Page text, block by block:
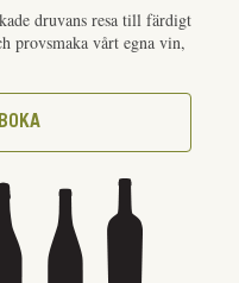
druvans resa till färdigt
provsmaka vårt egna vin,